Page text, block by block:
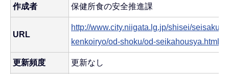
作成者 保健所食の安全推進課
URL
http://www.city.niigata.lg.jp/shisei/seisaku/
kenkoiryo/od-shoku/od-seikahousya.html
更新頻度 更新なし